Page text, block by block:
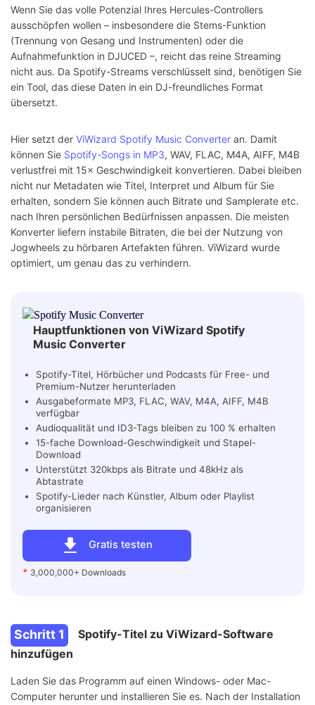
Wenn Sie das volle Potenzial Ihres Hercules-Controllers
ausschöpfen wollen – insbesondere die Stems-Funktion
(Trennung von Gesang und Instrumenten) oder die
Aufnahmefunktion in DJUCED –, reicht das reine Streaming
nicht aus. Da Spotify-Streams verschlüsselt sind, benötigen Sie
ein Tool, das diese Daten in ein DJ-freundliches Format
übersetzt.
Hier setzt der ViWizard Spotify Music Converter an. Damit
können Sie Spotify-Songs in MP3, WAV, FLAC, M4A, AIFF, M4B
verlustfrei mit 15× Geschwindigkeit konvertieren. Dabei bleiben
nicht nur Metadaten wie Titel, Interpret und Album für Sie
erhalten, sondern Sie können auch Bitrate und Samplerate etc.
nach Ihren persönlichen Bedürfnissen anpassen. Die meisten
Konverter liefern instabile Bitraten, die bei der Nutzung von
Jogwheels zu hörbaren Artefakten führen. ViWizard wurde
optimiert, um genau das zu verhindern.
Hauptfunktionen von ViWizard Spotify
Music Converter
Gratis testen
* 3,000,000+ Downloads
Spotify-Titel, Hörbücher und Podcasts für Free- und
Premium-Nutzer herunterladen
Ausgabeformate MP3, FLAC, WAV, M4A, AIFF, M4B
verfügbar
Audioqualität und ID3-Tags bleiben zu 100 % erhalten
15-fache Download-Geschwindigkeit und Stapel-
Download
Unterstützt 320kbps als Bitrate und 48kHz als
Abtastrate
Spotify-Lieder nach Künstler, Album oder Playlist
organisieren
Schritt 1
Spotify-Titel zu ViWizard-Software
hinzufügen
Laden Sie das Programm auf einen Windows- oder Mac-
Computer herunter und installieren Sie es. Nach der Installation